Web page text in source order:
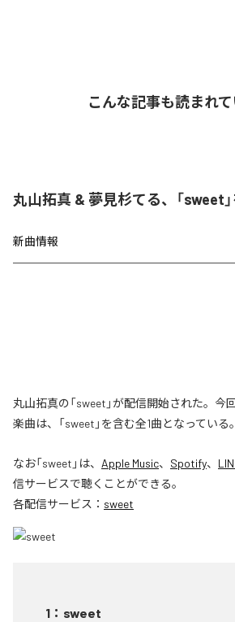
こんな記事も読まれ
丸山拓真 & 夢見杉てる、「sweet
新曲情報
丸山拓真の「sweet」が配信開始された。今
楽曲は、「sweet」を含む全1曲となっている。
なお「sweet 」は、 Apple Music、 Spotify、
信サービスで聴くことができる。
各配信サービス： sweet
1 ： sweet